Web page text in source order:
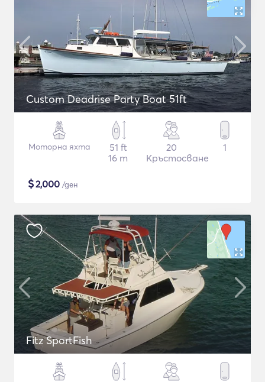
Custom Deadrise Party Boat 51ft
Моторна яхта
51 ft
16 m
20
Кръстосване
1
$2,000 /ден
Fitz SportFish